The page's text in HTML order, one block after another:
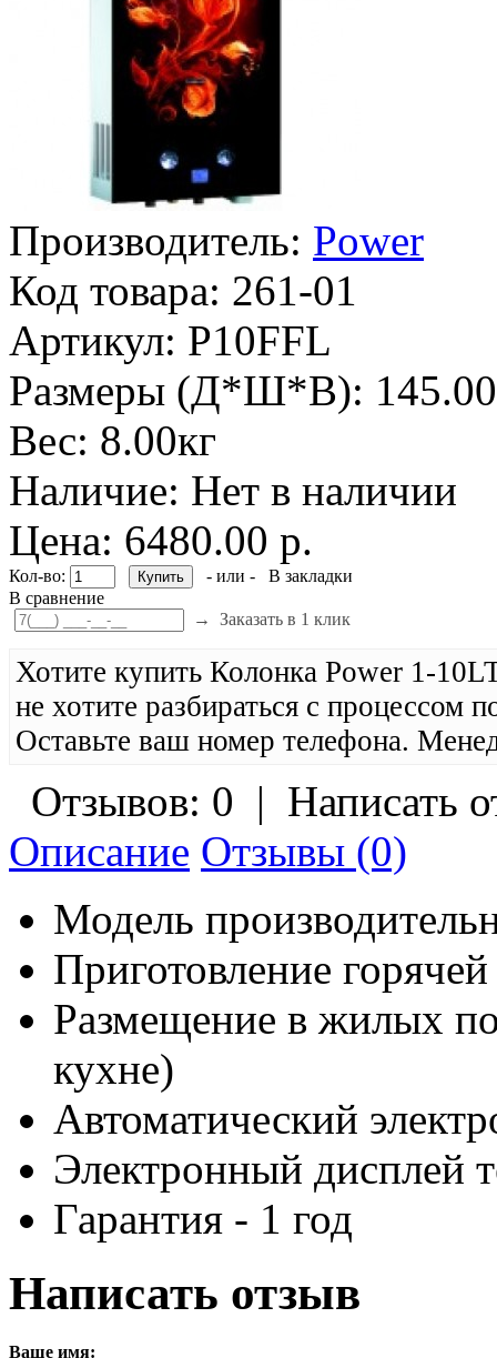
Производитель: Power
Код товара: 261-01
Артикул: P10FFL
Размеры (Д*Ш*В):
Вес: 8.00кг
Наличие: Нет в наличии
Цена: 6480.00 р.
Кол-во: - или -
В закладки
В сравнение
→ Заказать в 1 клик
Хотите купить Колонка Power 1-
не хотите разбираться с процессом
Оставьте ваш номер телефона.
Отзывов: 0 | Написать
Описание Отзывы (0)
Модель
Приготовление
Размещение в жилых
кухне)
Автоматический
Электронный дисплей
Гарантия - 1 год
Написать отзыв
Ваше имя: